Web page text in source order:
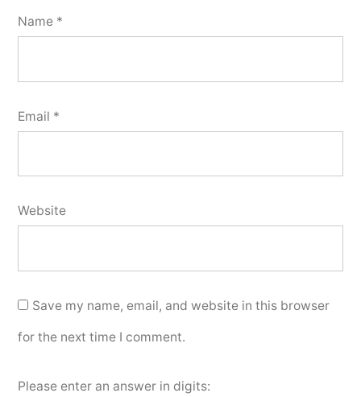
Name *
Email *
Website
Save my name, email, and website in this browser
for the next time I comment.
Please enter an answer in digits: